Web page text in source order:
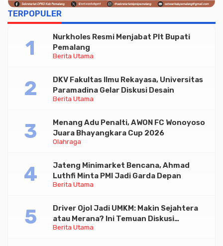
TERPOPULER
Berita Utama
Nurkholes Resmi Menjabat Plt Bupati
Pemalang
Berita Utama
DKV Fakultas Ilmu Rekayasa, Universitas
Paramadina Gelar Diskusi Desain
Olahraga
Menang Adu Penalti, AWON FC Wonoyoso
Juara Bhayangkara Cup 2026
Berita Utama
Jateng Minimarket Bencana, Ahmad
Luthfi Minta PMI Jadi Garda Depan
Berita Utama
Driver Ojol Jadi UMKM: Makin Sejahtera
atau Merana? Ini Temuan Diskusi
Paramadina